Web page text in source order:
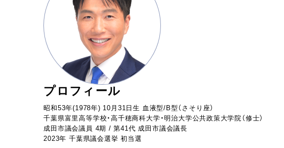
プロフィール
昭和53年(1978年) 10月31日生 血液型/B型（さそり座）
千葉県富里高等学校・高千穂商科大学・明治大学公共政策大学院（修士）
成田市議会議員 4期 / 第41代 成田市議会議長
2023年 千葉県議会選挙 初当選